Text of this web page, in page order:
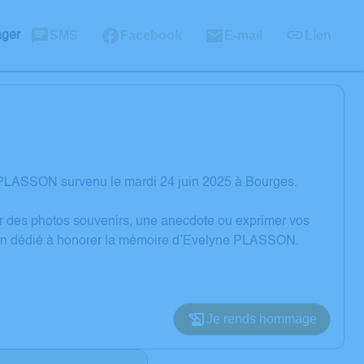
SMS Facebook E-mail Lien
survenu le mardi 24 juin 2025 à Bourges.
photos souvenirs, une anecdote ou exprimer vos
dédié à honorer la mémoire d’Evelyne PLASSON.
Je rends hommage